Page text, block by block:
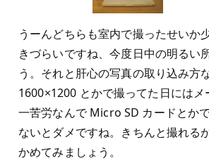
うーんどちらも室内で撮ったせいか
きづらいですね、今度日中の明るい
う。それと肝心の写真の取り込み方
1600×1200 とかで撮ってた日には
一苦労なんで Micro SD カードとか
ないとダメですね。きちんと撮れる
かめてみましょう。